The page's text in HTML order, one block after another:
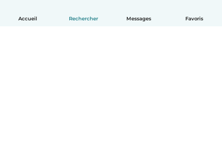
Accueil Rechercher Messages Favoris